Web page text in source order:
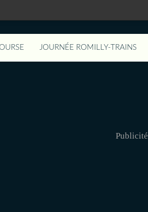
JOURNÉE ROMILLY-TRAINS
Publicité